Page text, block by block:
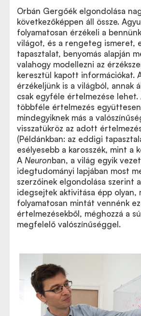
Orbán Gergőék elgondolása
következőképpen áll össze.
folyamatosan érzékeli a
világot, és a rengeteg ismeret,
tapasztalat, benyomás alapján
valahogy modellezni az
keresztül kapott információkat.
érzékeljünk is a világból, annak
csak egyféle értelmezése lehet.
többféle értelmezés
mindegyiknek más a
visszatükröz az adott
(Példánkban: az eddigi
esélyesebb a karosszék, mint a
A Neuronban, a világ egyik
idegtudományi lapjában most
szerzőinek elgondolása szerint
idegsejtek aktivitása épp olyan,
folyamatosan mintát vennénk
értelmezésekből, méghozzá a
megfelelő valószínűséggel.